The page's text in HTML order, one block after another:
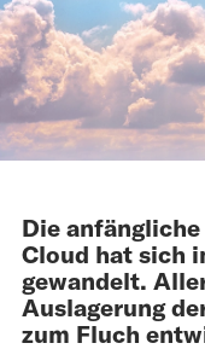
Die
Cloud hat sich
gewandelt.
Auslagerung
zum Fluch